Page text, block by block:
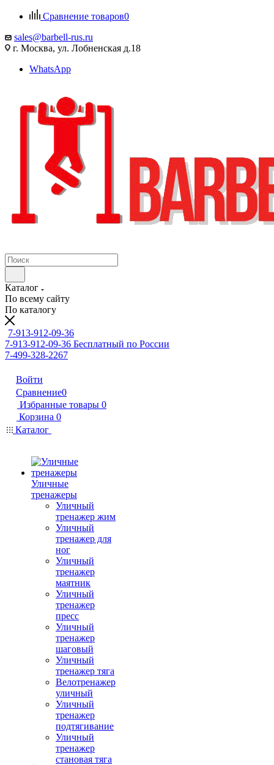
Сравнение товаров0
sales@barbell-rus.ru
г. Москва, ул. Лобненская д.18
WhatsApp
Каталог
По всему сайту
По каталогу
7-913-912-09-36
7-913-912-09-36 Бесплатный по России
7-499-328-2267
Войти
Сравнение0
Избранные товары 0
Корзина 0
Каталог
Уличные
тренажеры
Уличный
тренажер жим
Уличный
тренажер для
ног
Уличный
тренажер
маятник
Уличный
тренажер
пресс
Уличный
тренажер
шаговый
Уличный
тренажер тяга
Велотренажер
уличный
Уличный
тренажер
подтягивание
Уличный
тренажер
становая тяга